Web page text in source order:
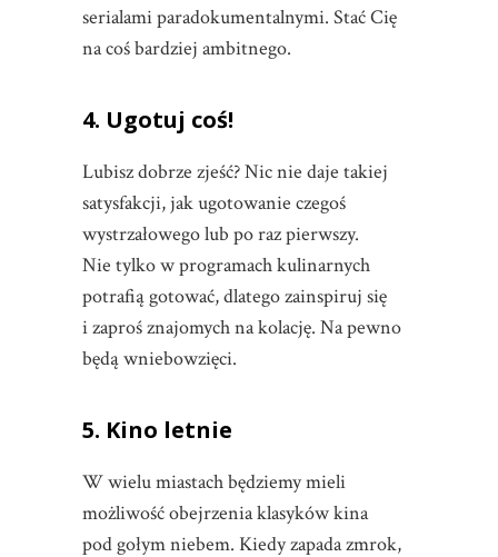
serialami paradokumentalnymi. Stać Cię
na coś bardziej ambitnego.
4. Ugotuj coś!
Lubisz dobrze zjeść? Nic nie daje takiej
satysfakcji, jak ugotowanie czegoś
wystrzałowego lub po raz pierwszy.
Nie tylko w programach kulinarnych
potrafią gotować, dlatego zainspiruj się
i zaproś znajomych na kolację. Na pewno
będą wniebowzięci.
5. Kino letnie
W wielu miastach będziemy mieli
możliwość obejrzenia klasyków kina
pod gołym niebem. Kiedy zapada zmrok,